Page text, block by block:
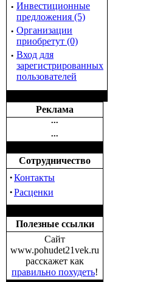
· Инвестиционные
предложения (5)
· Организации
приобретут (0)
· Вход для
зарегистрированных
пользователей
Реклама
•••
•••
Сотрудничество
·Контакты
·Расценки
Полезные ссылки
Сайт
www.pohudet21vek.ru
расскажет как
правильно похудеть!